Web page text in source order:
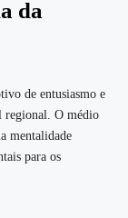
da
de entusiasmo e
regional. O médio
mentalidade
para os